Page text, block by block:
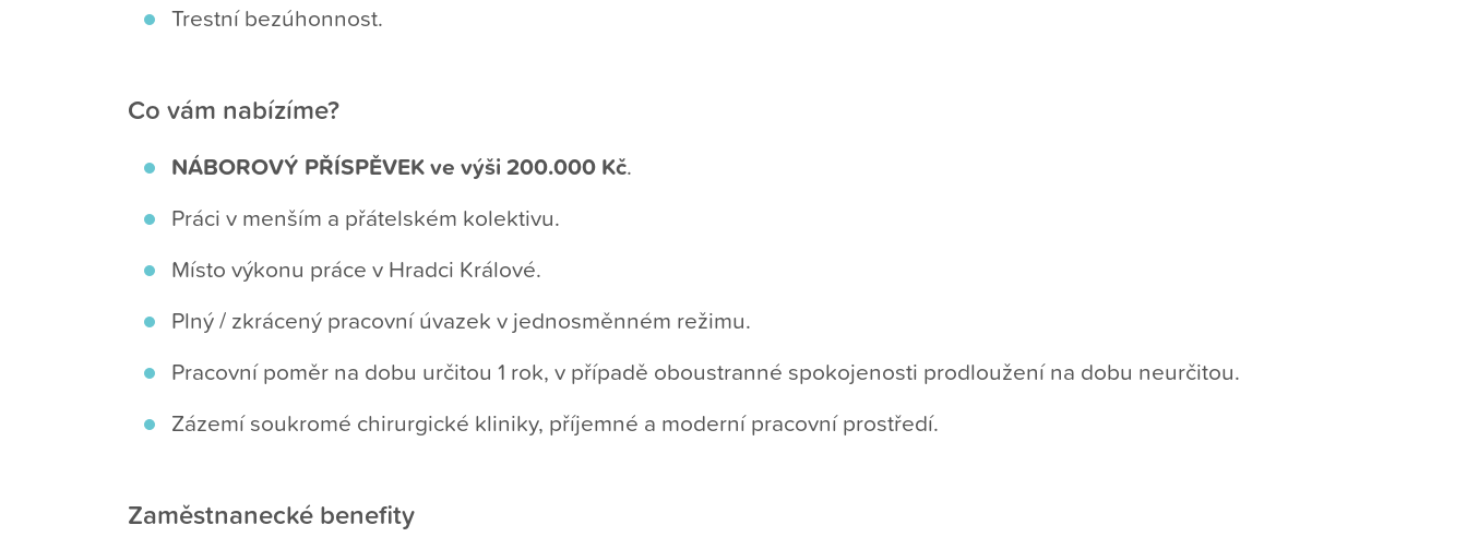
Trestní bezúhonnost.
Co vám nabízíme?
NÁBOROVÝ PŘÍSPĚVEK ve výši 200.000 Kč.
Práci v menším a přátelském kolektivu.
Místo výkonu práce v Hradci Králové.
Plný / zkrácený pracovní úvazek v jednosměnném režimu.
Pracovní poměr na dobu určitou 1 rok, v případě oboustranné spokojenosti prodloužení na dobu neurčitou.
Zázemí soukromé chirurgické kliniky, příjemné a moderní pracovní prostředí.
Zaměstnanecké benefity